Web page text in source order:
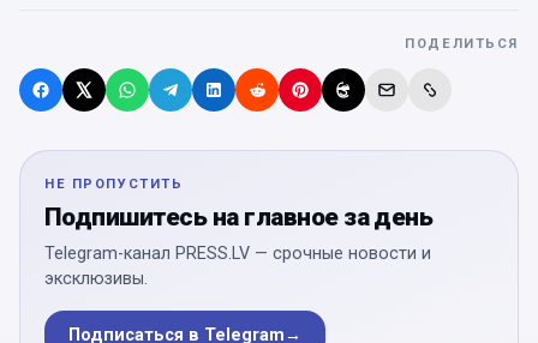
ПОДЕЛИТЬСЯ
НЕ ПРОПУСТИТЬ
Подпишитесь на главное за день
Telegram-канал PRESS.LV — срочные новости и
эксклюзивы.
Подписаться в Telegram→